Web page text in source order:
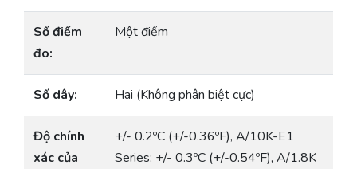
Số điểm
đo:
Một điểm
Số dây: Hai (Không phân biệt cực)
Độ chính
xác của
+/- 0.2ºC (+/-0.36ºF), A/10K-E1
Series: +/- 0.3ºC (+/-0.54ºF), A/1.8K